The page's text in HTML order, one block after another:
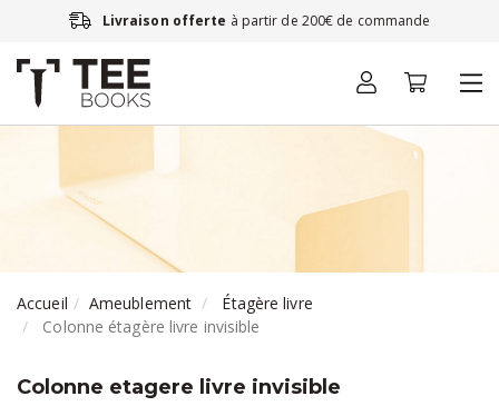
Livraison offerte à partir de 200€ de commande
Accueil Ameublement
Étagère livre
Colonne étagère livre invisible
Colonne etagere livre invisible